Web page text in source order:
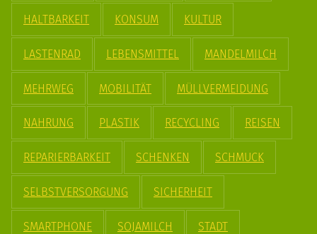
HALTBARKEIT KONSUM KULTUR
LASTENRAD LEBENSMITTEL MANDELMILCH
MEHRWEG MOBILITÄT MÜLLVERMEIDUNG
NAHRUNG PLASTIK RECYCLING REISEN
REPARIERBARKEIT SCHENKEN SCHMUCK
SELBSTVERSORGUNG SICHERHEIT
SMARTPHONE SOJAMILCH STADT